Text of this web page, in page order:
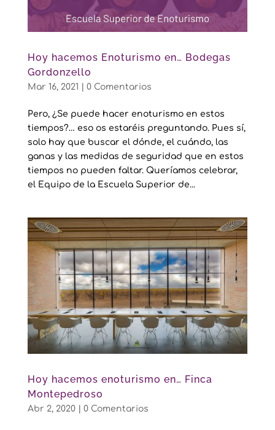
Hoy hacemos Enoturismo en… Bodegas
Gordonzello
Mar 16, 2021 0 Comentarios
Pero, ¿Se puede hacer enoturismo en estos
tiempos?… eso os estaréis preguntando. Pues sí,
solo hay que buscar el dónde, el cuándo, las
ganas y las medidas de seguridad que en estos
tiempos no pueden faltar. Queríamos celebrar,
el Equipo de la Escuela Superior de...
Hoy hacemos enoturismo en… Finca
Montepedroso
Abr 2, 2020| 0 Comentarios